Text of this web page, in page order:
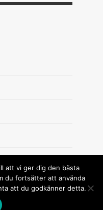
att vi ger dig den bästa
du fortsätter att använda
att du godkänner detta.